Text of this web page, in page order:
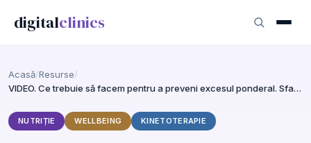
digitalclinics
Acasă/Resurse/
VIDEO. Ce trebuie să facem pentru a preveni excesul ponderal. Sfaturile specialiștilor
NUTRIȚIE WELLBEING KINETOTERAPIE